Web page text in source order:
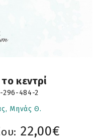
κεντρί
296-484-2
Μηνάς Θ.
22,00€